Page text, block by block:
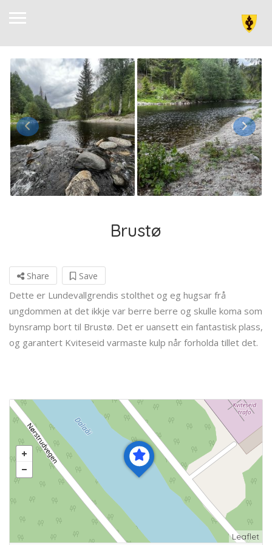
Brustø
Share Save
Dette er Lundevallgrendis stolthet og eg hugsar frå
ungdommen at det ikkje var berre berre og skulle koma som
bynsramp bort til Brustø. Det er uansett ein fantastisk plass,
og garantert Kviteseid varmaste kulp når forholda tillet det.
Leaflet